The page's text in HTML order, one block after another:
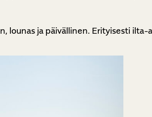
lounas ja päivällinen. Erityisesti ilta-